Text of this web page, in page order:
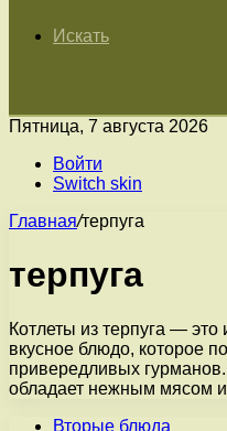
Искать
Пятница, 7 августа 2026
Войти
Switch skin
Главная/терпуга
терпуга
Котлеты из терпуга —
вкусное блюдо, которое
привередливых
обладает нежным мясом
Вторые блюда